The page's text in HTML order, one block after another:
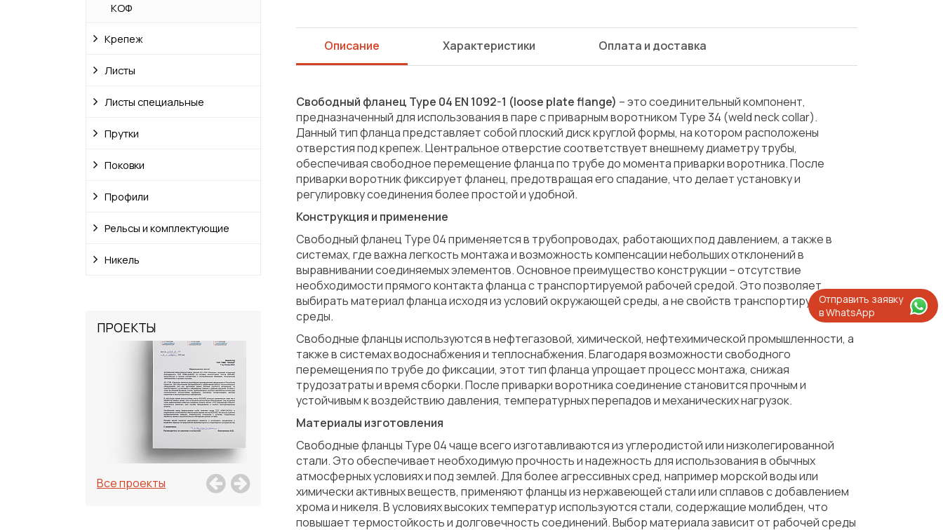
Отправить заявку
в WhatsApp
КОФ
Крепеж
Листы
Листы специальные
Прутки
Поковки
Профили
Рельсы и комплектующие
Никель
ПРОЕКТЫ
Все проекты
Описание Характеристики Оплата и доставка
Свободный фланец Type 04 EN 1092-1 (loose plate flange) – это соединительный компонент,
предназначенный для использования в паре с приварным воротником Type 34 (weld neck collar).
Данный тип фланца представляет собой плоский диск круглой формы, на котором расположены
отверстия под крепеж. Центральное отверстие соответствует внешнему диаметру трубы,
обеспечивая свободное перемещение фланца по трубе до момента приварки воротника. После
приварки воротник фиксирует фланец, предотвращая его спадание, что делает установку и
регулировку соединения более простой и удобной.
Конструкция и применение
Свободный фланец Type 04 применяется в трубопроводах, работающих под давлением, а также в
системах, где важна легкость монтажа и возможность компенсации небольших отклонений в
выравнивании соединяемых элементов. Основное преимущество конструкции – отсутствие
необходимости прямого контакта фланца с транспортируемой рабочей средой. Это позволяет
выбирать материал фланца исходя из условий окружающей среды, а не свойств транспортируемой
среды.
Свободные фланцы используются в нефтегазовой, химической, нефтехимической промышленности, а
также в системах водоснабжения и теплоснабжения. Благодаря возможности свободного
перемещения по трубе до фиксации, этот тип фланца упрощает процесс монтажа, снижая
трудозатраты и время сборки. После приварки воротника соединение становится прочным и
устойчивым к воздействию давления, температурных перепадов и механических нагрузок.
Материалы изготовления
Свободные фланцы Type 04 чаще всего изготавливаются из углеродистой или низколегированной
стали. Это обеспечивает необходимую прочность и надежность для использования в обычных
атмосферных условиях и под землей. Для более агрессивных сред, например морской воды или
химически активных веществ, применяют фланцы из нержавеющей стали или сплавов с добавлением
хрома и никеля. В условиях высоких температур используются стали, содержащие молибден, что
повышает термостойкость и долговечность соединений. Выбор материала зависит от рабочей среды